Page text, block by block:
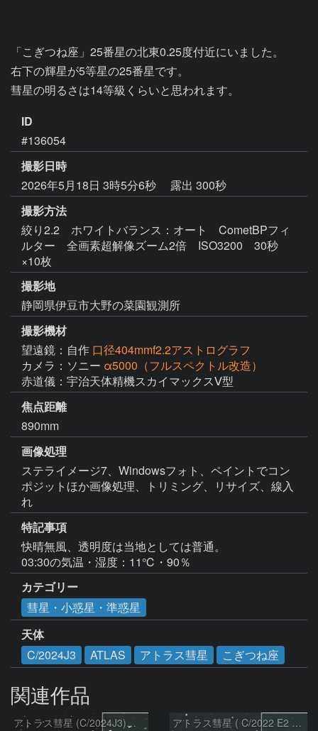
「こぎつね座」25番星の北東0.25度付近にいました。
右下の輝星が5等星の25番星です。
彗星の明るさは14等級くらいと思われます。
ID
#136054
撮影日時
2026年5月18日 3時5分6秒
露出 300秒
撮影方法
絞り2.2 ホワイトバランス：オート CometBPフィ
ルター 全画素超解像ズーム2倍 ISO3200 30秒
×10枚
撮影地
静岡県伊豆市大野の菜園観測所
撮影機材
望遠鏡：自作 口径404mmf2.2アストログラフ
カメラ：ソニー α5000（フルスペクトル改造）
赤道儀：宇治天体精機スカイマックスⅤ型
焦点距離
890mm
画像処理
ステライメージ7、Windowsフォト、ペイントでコン
ポジットほか画像処理、トリミング、リサイズ、線入
れ
特記事項
快晴無風、透明度は当地としては普通。
03:30の気温・湿度：11℃・90％
カテゴリー
彗星・小惑星・準惑星
天体
C/2024J3
ATLAS アトラス彗星 こぎつね座
関連作品
アトラス彗星 (C/2024J3)：2026/08/05 アトラス彗星 ( C/2022 E2 )：2026/07/27